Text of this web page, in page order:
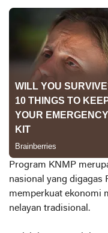
Program KNMP
nasional yang digagas
memperkuat ekonomi
nelayan tradisional.